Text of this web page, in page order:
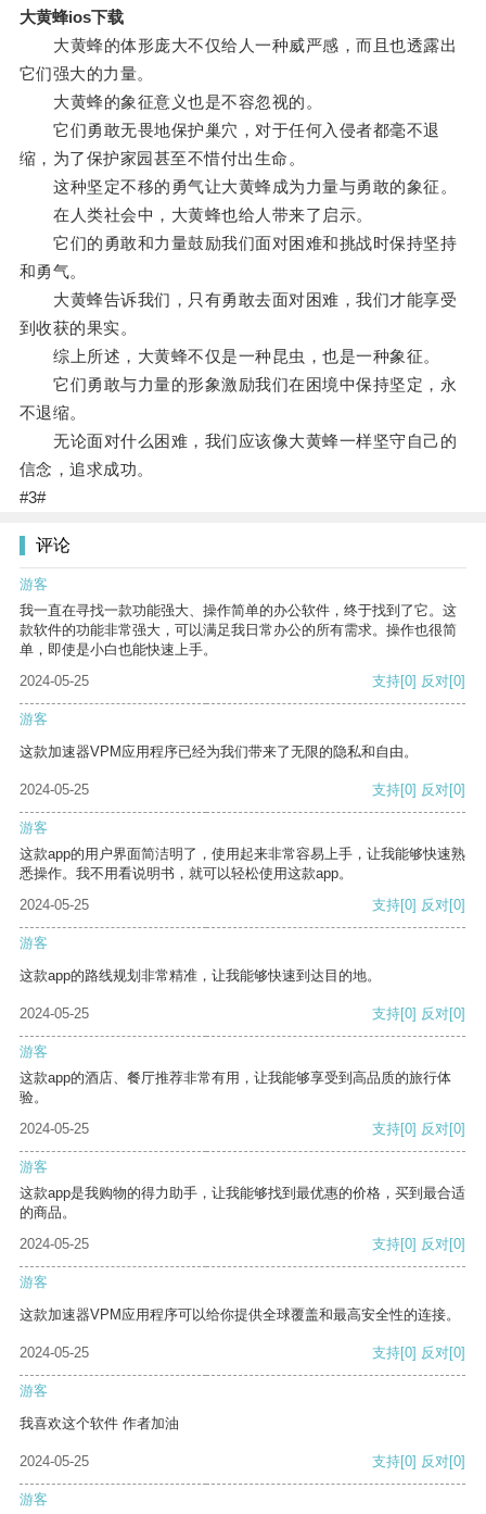
大黄蜂ios下载
大黄蜂的体形庞大不仅给人一种威严感，而且也透露出
它们强大的力量。
大黄蜂的象征意义也是不容忽视的。
它们勇敢无畏地保护巢穴，对于任何入侵者都毫不退
缩，为了保护家园甚至不惜付出生命。
这种坚定不移的勇气让大黄蜂成为力量与勇敢的象征。
在人类社会中，大黄蜂也给人带来了启示。
它们的勇敢和力量鼓励我们面对困难和挑战时保持坚持
和勇气。
大黄蜂告诉我们，只有勇敢去面对困难，我们才能享受
到收获的果实。
综上所述，大黄蜂不仅是一种昆虫，也是一种象征。
它们勇敢与力量的形象激励我们在困境中保持坚定，永
不退缩。
无论面对什么困难，我们应该像大黄蜂一样坚守自己的
信念，追求成功。
#3#
评论
游客
我一直在寻找一款功能强大、操作简单的办公软件，终于找到了它。这
款软件的功能非常强大，可以满足我日常办公的所有需求。操作也很简
单，即使是小白也能快速上手。
2024-05-25
支持[0] 反对[0]
游客
这款加速器VPM应用程序已经为我们带来了无限的隐私和自由。
2024-05-25 支持[0] 反对[0]
游客
这款app的用户界面简洁明了，使用起来非常容易上手，让我能够快速熟
悉操作。我不用看说明书，就可以轻松使用这款app。
2024-05-25
支持[0] 反对[0]
游客
这款app的路线规划非常精准，让我能够快速到达目的地。
2024-05-25 支持[0] 反对[0]
游客
这款app的酒店、餐厅推荐非常有用，让我能够享受到高品质的旅行体
验。
2024-05-25
支持[0] 反对[0]
游客
这款app是我购物的得力助手，让我能够找到最优惠的价格，买到最合适
的商品。
2024-05-25
支持[0] 反对[0]
游客
这款加速器VPM应用程序可以给你提供全球覆盖和最高安全性的连接。
2024-05-25 支持[0] 反对[0]
游客
我喜欢这个软件 作者加油
2024-05-25 支持[0] 反对[0]
游客